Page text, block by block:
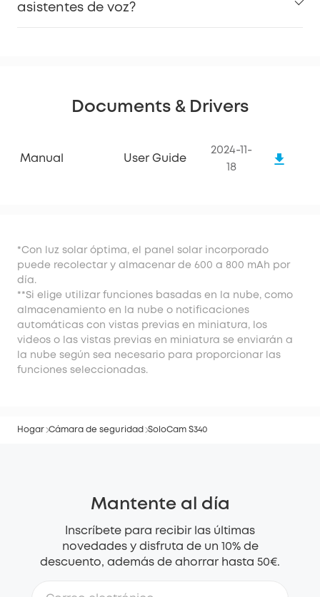
asistentes de voz?
Documents & Drivers
Manual User Guide
2024-11-
18
*Con luz solar óptima, el panel solar incorporado
puede recolectar y almacenar de 600 a 800 mAh por
día.
**Si elige utilizar funciones basadas en la nube, como
almacenamiento en la nube o notificaciones
automáticas con vistas previas en miniatura, los
videos o las vistas previas en miniatura se enviarán a
la nube según sea necesario para proporcionar las
funciones seleccionadas.
Hogar Cámara de seguridad SoloCam S340
Mantente al día
Inscríbete para recibir las últimas
novedades y disfruta de un 10% de
descuento, además de ahorrar hasta 50€.